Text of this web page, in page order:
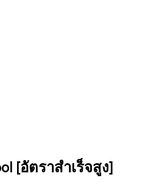
[อัตราสำเร็จสูง]